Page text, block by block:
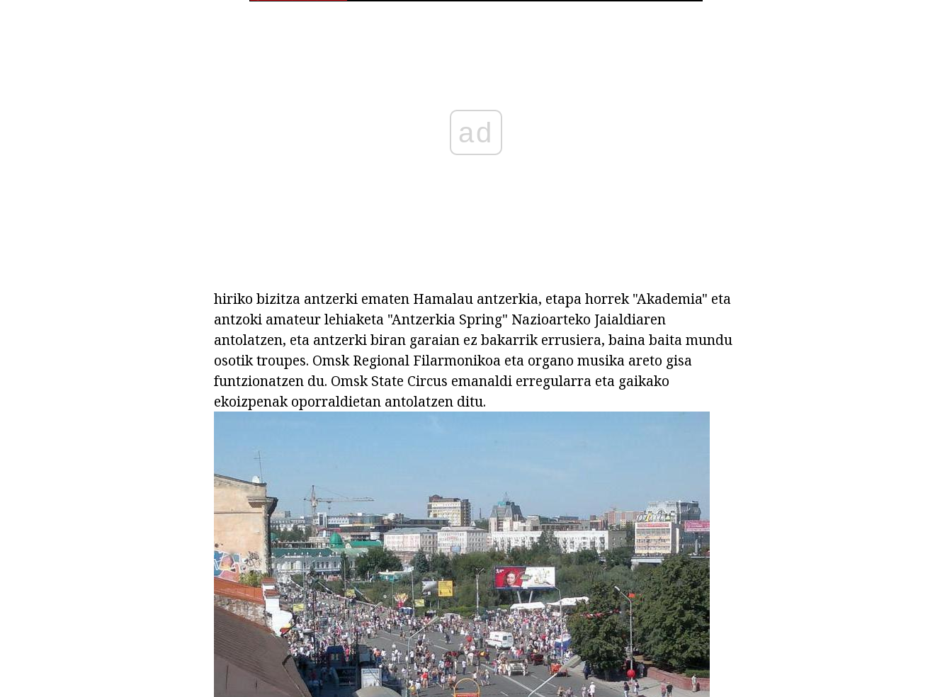
ad
hiriko bizitza antzerki ematen Hamalau antzerkia, etapa horrek "Akademia" eta
antzoki amateur lehiaketa "Antzerkia Spring" Nazioarteko Jaialdiaren
antolatzen, eta antzerki biran garaian ez bakarrik errusiera, baina baita mundu
osotik troupes. Omsk Regional Filarmonikoa eta organo musika areto gisa
funtzionatzen du. Omsk State Circus emanaldi erregularra eta gaikako
ekoizpenak oporraldietan antolatzen ditu.